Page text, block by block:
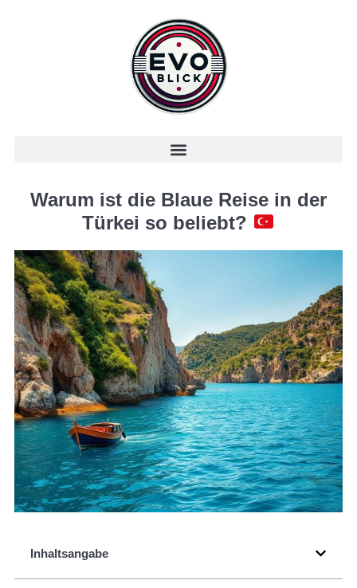
Warum ist die Blaue Reise in der
Türkei so beliebt?
Inhaltsangabe